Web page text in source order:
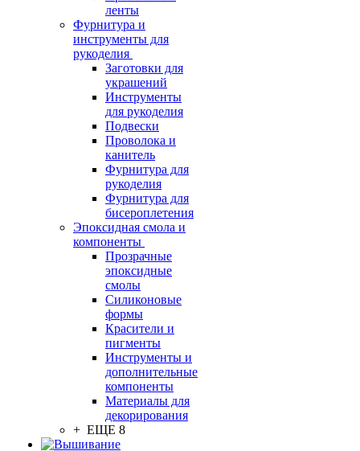
ленты
Фурнитура и
инструменты для
рукоделия
Заготовки для
украшений
Инструменты
для рукоделия
Подвески
Проволока и
канитель
Фурнитура для
рукоделия
Фурнитура для
бисероплетения
Эпоксидная смола и
компоненты
Прозрачные
эпоксидные
смолы
Силиконовые
формы
Красители и
пигменты
Инструменты и
дополнительные
компоненты
Материалы для
декорирования
+ ЕЩЕ 8